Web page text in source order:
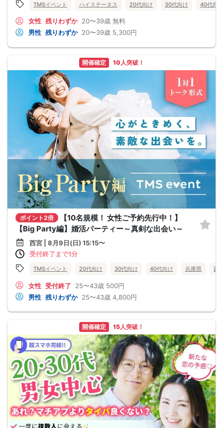
TMSイベント ハイステータス 20代向け 30代向け 40代向け
女性 残りわずか 20〜39歳 無料
男性 残りわずか 20〜39歳 5,300円
開催確定 10人突破！
ポイント2倍
【10名規模！ 女性ご予約先行中！】
【Big Party編】婚活パーティー～真剣な出会い～
西宮 | 8月9日(日) 15:15〜
受付終了まで1分
TMSイベント 20代向け 30代向け 40代向け 兵庫県 西
女性 受付終了 25〜43歳 500円
男性 残りわずか 25〜43歳 4,800円
開催確定 15人突破！